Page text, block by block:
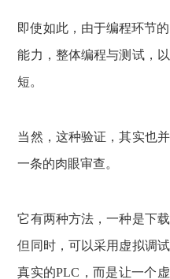
即使如此，由于编程环节
能力，整体编程与测试，
短。
当然，这种验证，其实也
一条的肉眼审查。
它有两种方法，一种是下
但同时，可以采用虚拟调
真实的PLC，而是让一个